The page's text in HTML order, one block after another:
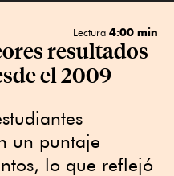
Lectura 4:00 min
resultados
el 2009
un puntaje
lo que reflejó